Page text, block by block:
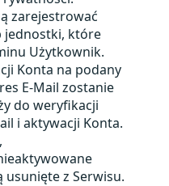
zarejestrować
jednostki, które
Użytkownik.
Konta na podany
E-Mail zostanie
do weryfikacji
i aktywacji Konta.
usunięte z Serwisu.